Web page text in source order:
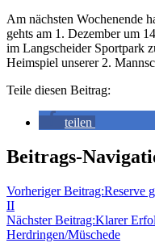
Am nächsten Wochenende
gehts am 1. Dezember um
im Langscheider Sportpark
Heimspiel unserer 2.
Teile diesen Beitrag:
teilen
Beitrags-
Vorheriger Beitrag:Reserve
II
Nächster Beitrag:Klarer
Herdringen/Müschede